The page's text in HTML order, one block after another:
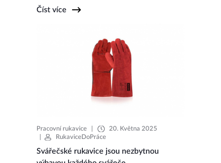
Číst více
Pracovní rukavice
20. Května 2025
RukaviceDoPráce
Svářečské rukavice jsou nezbytnou